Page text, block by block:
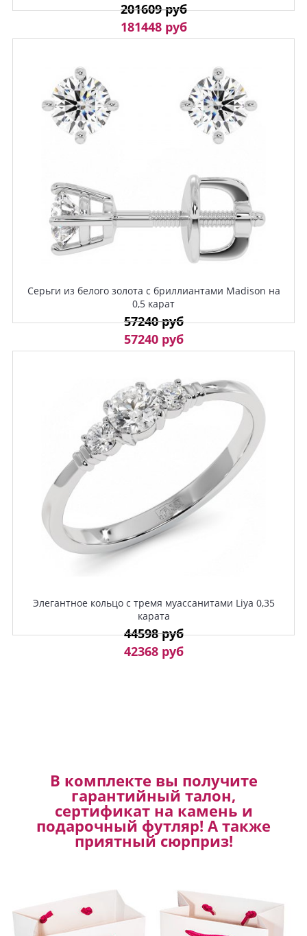
201609 руб
181448 руб
Серьги из белого золота с бриллиантами Madison на
0,5 карат
57240 руб
57240 руб
Элегантное кольцо с тремя муассанитами Liya 0,35
карата
44598 руб
42368 руб
В комплекте вы получите
гарантийный талон,
сертификат на камень и
подарочный футляр! А также
приятный сюрприз!